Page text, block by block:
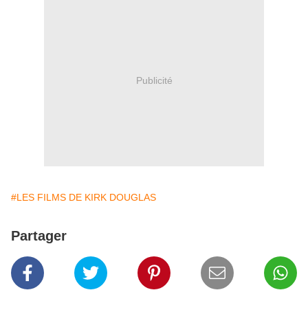
Publicité
#LES FILMS DE KIRK DOUGLAS
Partager